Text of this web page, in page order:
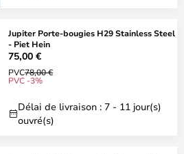
Jupiter Porte-bougies H29 Stainless Steel
- Piet Hein
75,00 €
PVC78,00 €
PVC -3%
Délai de livraison : 7 - 11 jour(s)
ouvré(s)